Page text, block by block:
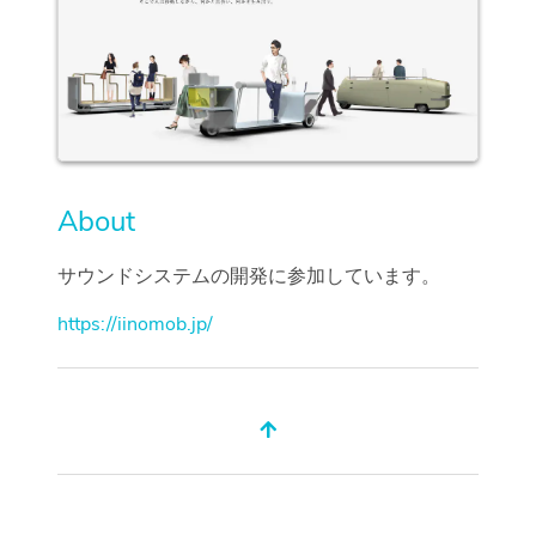
About
サウンドシステムの開発に参加しています。
https://iinomob.jp/